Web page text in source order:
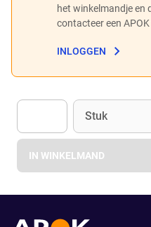
het winkelmandje
contacteer een
INLOGGEN
Eenheid
Stuk
IN WINKELMAND